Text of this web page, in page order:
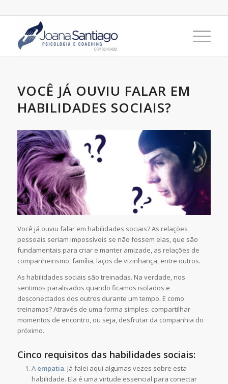
VOCÊ JÁ OUVIU FALAR EM
HABILIDADES SOCIAIS?
Você já ouviu falar em habilidades sociais? As relações
pessoais seriam impossíveis se não fossem elas, que são
fundamentais para criar e manter amizade, as relações de
companheirismo, família, laços de vizinhança, entre outros.
As habilidades sociais são treinadas. Na verdade, nos
sentimos paralisados quando ficamos isolados e
desconectados dos outros durante um tempo. E como
treinamos? Através de uma forma simples: compartilhar
momentos de encontro, ou seja, desfrutar da companhia do
próximo.
Cinco requisitos das habilidades sociais:
A empatia. Já falei aqui algumas vezes sobre esta
habilidade. Ela é uma virtude essencial para conectar